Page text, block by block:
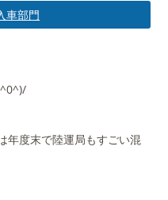
ご案内
車部門
度末で陸運局もすごい混